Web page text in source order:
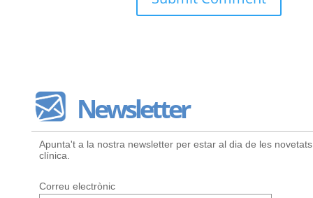
Newsletter
Apunta't a la nostra newsletter per estar al dia de les
clínica.
Correu electrònic